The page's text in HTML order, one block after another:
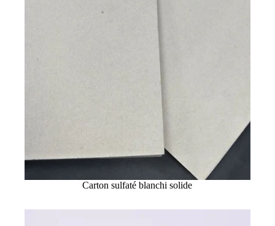
Carton sulfaté blanchi solide